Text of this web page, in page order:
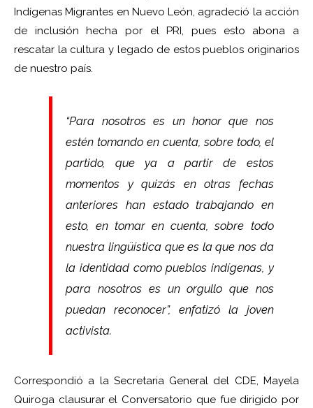
Indígenas Migrantes en Nuevo León, agradeció la acción
de inclusión hecha por el PRI, pues esto abona a
rescatar la cultura y legado de estos pueblos originarios
de nuestro país.
“Para nosotros es un honor que nos
estén tomando en cuenta, sobre todo, el
partido, que ya a partir de estos
momentos y quizás en otras fechas
anteriores han estado trabajando en
esto, en tomar en cuenta, sobre todo
nuestra lingüística que es la que nos da
la identidad como pueblos indígenas, y
para nosotros es un orgullo que nos
puedan reconocer”, enfatizó la joven
activista.
Correspondió a la Secretaria General del CDE, Mayela
Quiroga clausurar el Conversatorio que fue dirigido por